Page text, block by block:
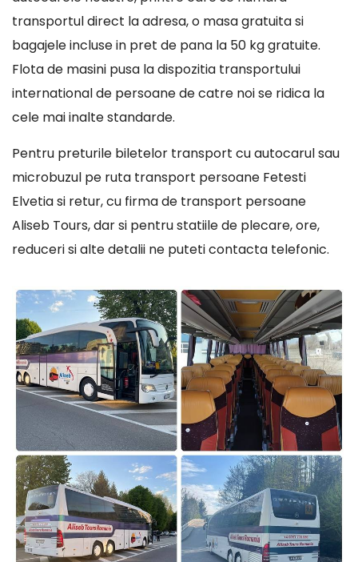
transportul direct la adresa, o masa gratuita si
bagajele incluse in pret de pana la 50 kg gratuite.
Flota de masini pusa la dispozitia transportului
international de persoane de catre noi se ridica la
cele mai inalte standarde.
Pentru preturile biletelor transport cu autocarul sau
microbuzul pe ruta transport persoane Fetesti
Elvetia si retur, cu firma de transport persoane
Aliseb Tours, dar si pentru statiile de plecare, ore,
reduceri si alte detalii ne puteti contacta telefonic.